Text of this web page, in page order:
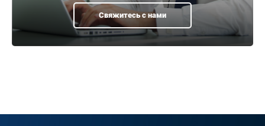
Свяжитесь с нами